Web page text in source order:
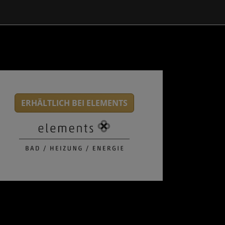
ERHÄLTLICH BEI ELEMENTS